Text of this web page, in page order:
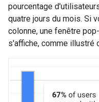
pourcentage
quatre jours du mois. Si
colonne, une fenêtre
s'affiche, comme illustré